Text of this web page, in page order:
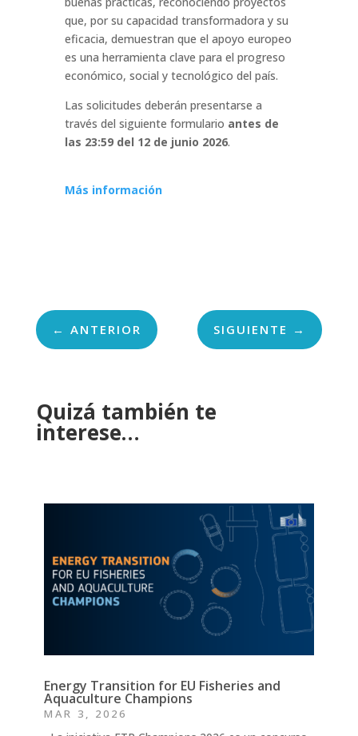
que, por su capacidad transformadora y su
eficacia, demuestran que el apoyo europeo
es una herramienta clave para el progreso
económico, social y tecnológico del país.
Las solicitudes deberán presentarse a
través del siguiente formulario antes de
las 23:59 del 12 de junio 2026.
Más información
← ANTERIOR SIGUIENTE →
Quizá también te
interese…
Energy Transition for EU Fisheries and
Aquaculture Champions
MAR 3, 2026